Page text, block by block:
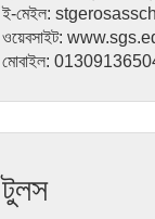
ই-মেইল:
ওয়েবসাইট:
মোবাইল:
টুলস